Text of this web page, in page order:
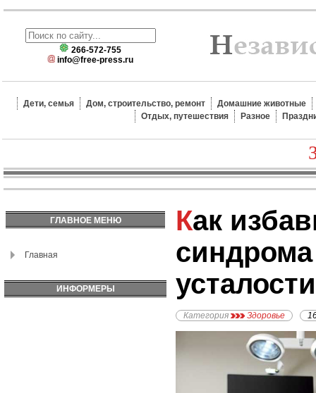
266-572-755
info@free-press.ru
Дети, семья Дом, строительство, ремонт
Домашние животные
Отдых, путешествия
Разное
ГЛАВНОЕ МЕНЮ
Главная
ИНФОРМЕРЫ
Как избавиться от
усталости
Категория Здоровье